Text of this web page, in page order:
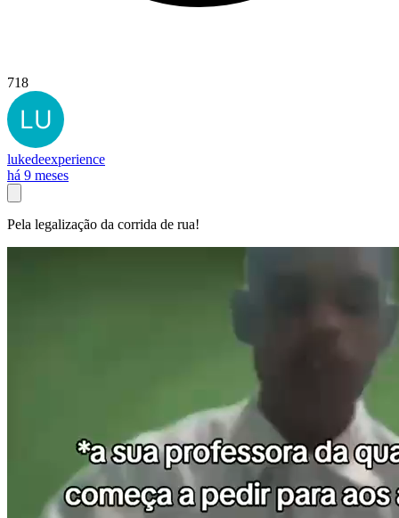
718
lukedeexperience
há 9 meses
Pela legalização da corrida de rua!